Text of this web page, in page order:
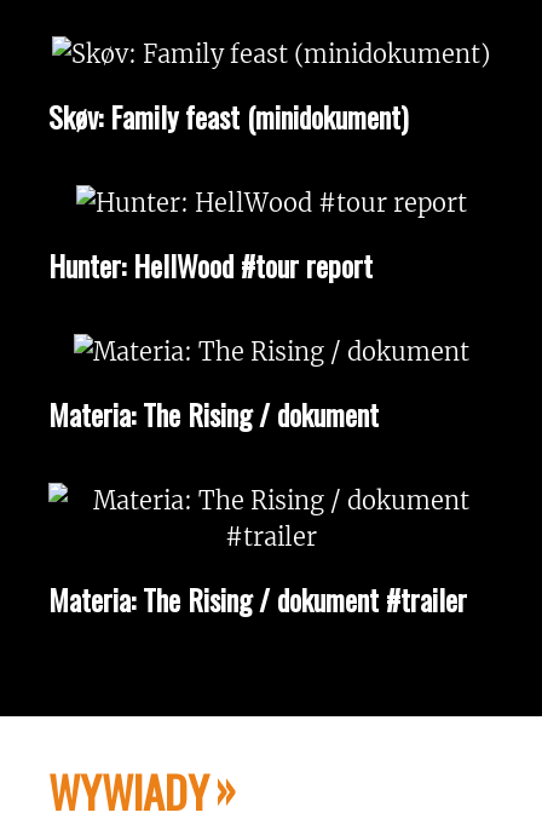
Skøv: Family feast (minidokument)
Hunter: HellWood #tour report
Materia: The Rising / dokument
Materia: The Rising / dokument #trailer
WYWIADY